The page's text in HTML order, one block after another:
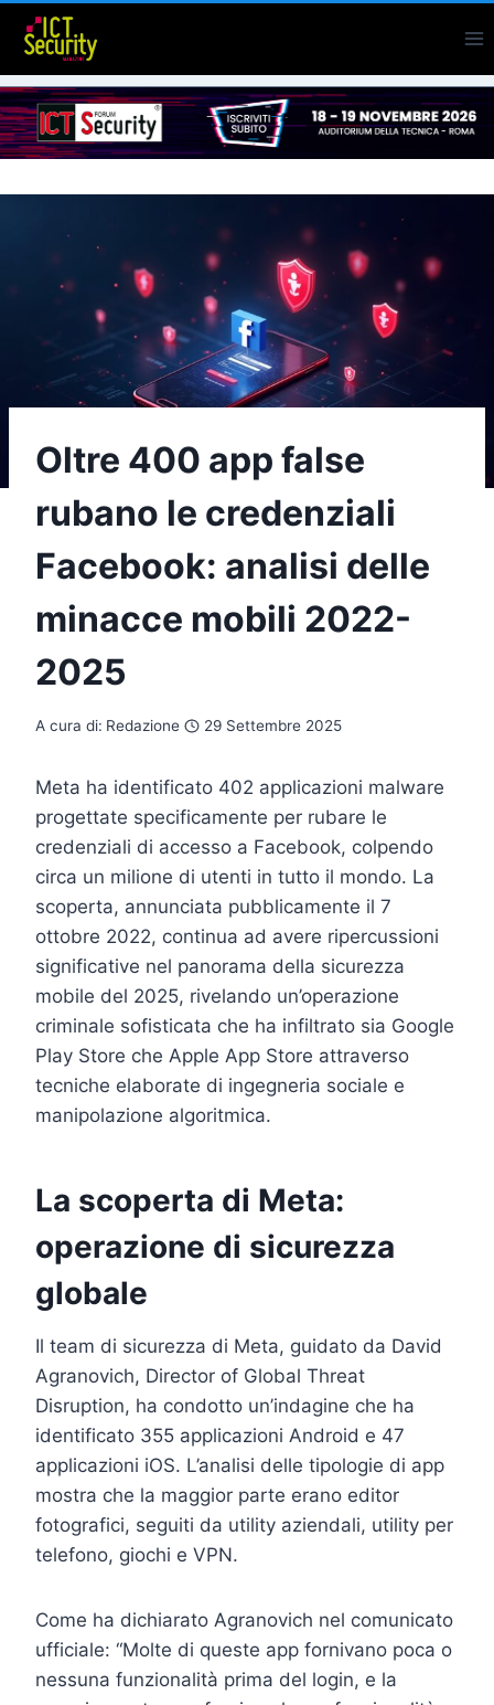
Salta
contenuto
Oltre 400 app false
rubano le credenziali
Facebook: analisi delle
minacce mobili 2022-
2025
A cura di: Redazione 29 Settembre 2025
Meta ha identificato 402 applicazioni malware
progettate specificamente per rubare le
credenziali di accesso a Facebook, colpendo
circa un milione di utenti in tutto il mondo. La
scoperta, annunciata pubblicamente il 7
ottobre 2022, continua ad avere ripercussioni
significative nel panorama della sicurezza
mobile del 2025, rivelando un’operazione
criminale sofisticata che ha infiltrato sia Google
Play Store che Apple App Store attraverso
tecniche elaborate di ingegneria sociale e
manipolazione algoritmica.
La scoperta di Meta:
operazione di sicurezza
globale
Il team di sicurezza di Meta, guidato da David
Agranovich, Director of Global Threat
Disruption, ha condotto un’indagine che ha
identificato 355 applicazioni Android e 47
applicazioni iOS. L’analisi delle tipologie di app
mostra che la maggior parte erano editor
fotografici, seguiti da utility aziendali, utility per
telefono, giochi e VPN.
Come ha dichiarato Agranovich nel comunicato
ufficiale: “Molte di queste app fornivano poca o
nessuna funzionalità prima del login, e la